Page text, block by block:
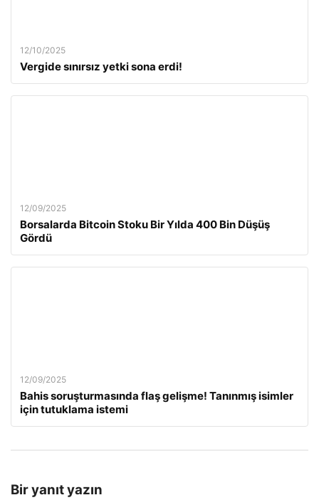
12/10/2025
Vergide sınırsız yetki sona erdi!
12/09/2025
Borsalarda Bitcoin Stoku Bir Yılda 400 Bin Düşüş
Gördü
12/09/2025
Bahis soruşturmasında flaş gelişme! Tanınmış isimler
için tutuklama istemi
Bir yanıt yazın